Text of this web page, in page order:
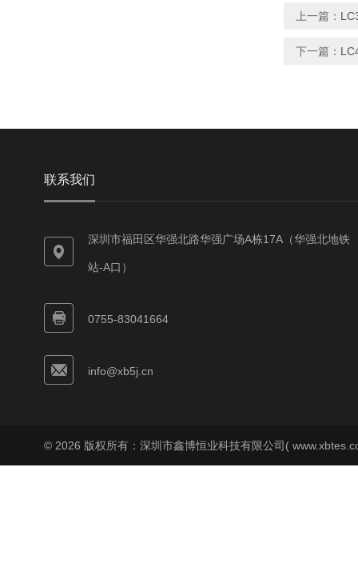
上一篇：
下一篇：
联系我们
深圳市福田区华强北路华强广场A栋17A（华强北地铁
站-A口）
0755-83041664
info@xb5j.cn
© 2026 版权所有：深圳市鑫博恒业科技有限公司(